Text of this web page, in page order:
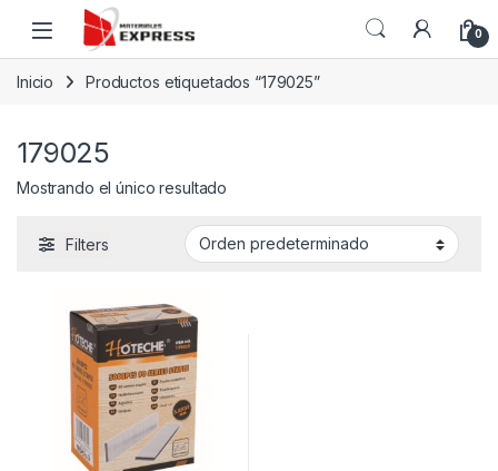
Skip to navigation
Skip to content
0
Inicio Productos etiquetados “179025”
179025
Mostrando el único resultado
Filters